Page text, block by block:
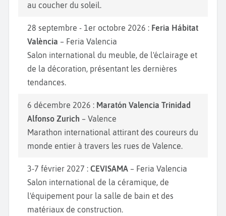
au coucher du soleil.
28 septembre - 1er octobre 2026 : Feria Hábitat
València – Feria Valencia
Salon international du meuble, de l'éclairage et
de la décoration, présentant les dernières
tendances.
6 décembre 2026 : Maratón Valencia Trinidad
Alfonso Zurich – Valence
Marathon international attirant des coureurs du
monde entier à travers les rues de Valence.
3-7 février 2027 : CEVISAMA – Feria Valencia
Salon international de la céramique, de
l'équipement pour la salle de bain et des
matériaux de construction.